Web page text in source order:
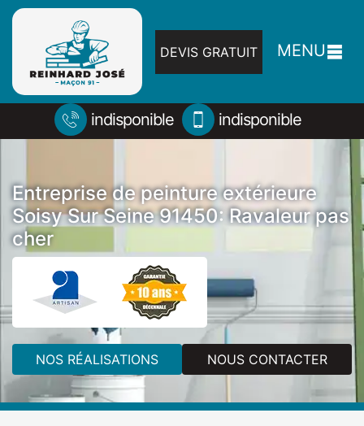
DEVIS GRATUIT MENU
indisponible indisponible
Entreprise de peinture extérieure
Soisy Sur Seine 91450: Ravaleur pas
cher
NOS RÉALISATIONS NOUS CONTACTER